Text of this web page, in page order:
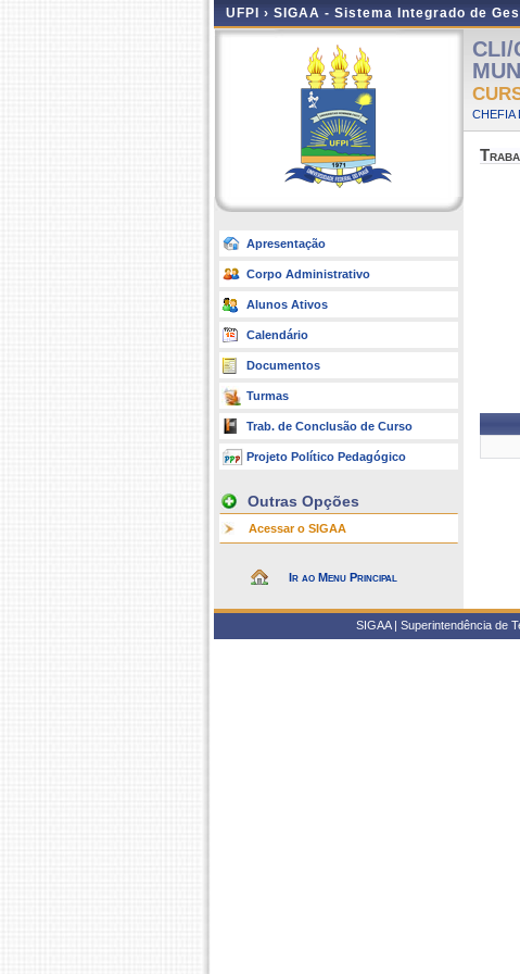
UFPI › SIGAA - Sistema Integrado de
Apresentação
Corpo Administrativo
Alunos Ativos
Calendário
Documentos
Turmas
Trab. de Conclusão de Curso
Projeto Político Pedagógico
Outras Opções
Acessar o SIGAA
Ir ao Menu Principal
CLI/
CHEFIA
SIGAA | Superintendência de